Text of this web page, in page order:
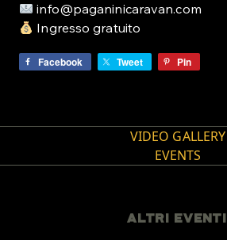
info@paganinicaravan.com
Ingresso gratuito
Facebook Tweet Pin
VIDEO GALLERY
EVENTS
ALTRI EVENTI